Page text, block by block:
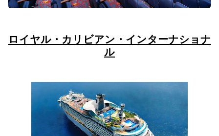
ロイヤル・カリビアン・インターナショナ
ル